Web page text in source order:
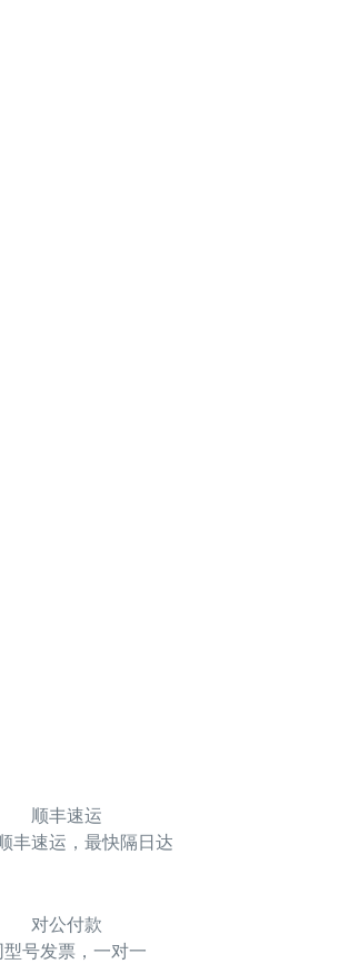
顺丰速运
丰速运，最快隔日达
对公付款
型号发票，一对一